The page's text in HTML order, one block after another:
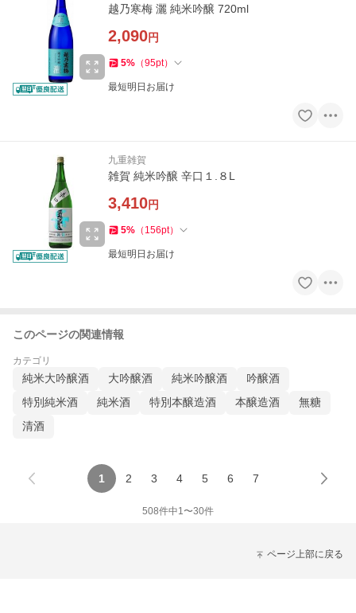
越乃寒梅 灑 純米吟醸 720ml
2,090円
5% （95pt）
最短明日お届け
九重雑賀
雑賀 純米吟醸 辛口１.８L
3,410円
5% （ 156pt）
最短明日お届け
このページの関連情報
カテゴリ
純米大吟醸酒 大吟醸酒 純米吟醸酒
吟醸酒
特別純米酒
純米酒 特別本醸造酒 本醸造酒
無糖
清酒
1 2 3 4 5 6 7
508件中1〜30件
ページ上部に戻る